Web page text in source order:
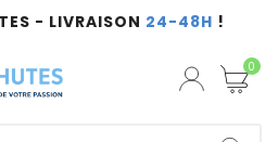
- LIVRAISON 24-48H !
0